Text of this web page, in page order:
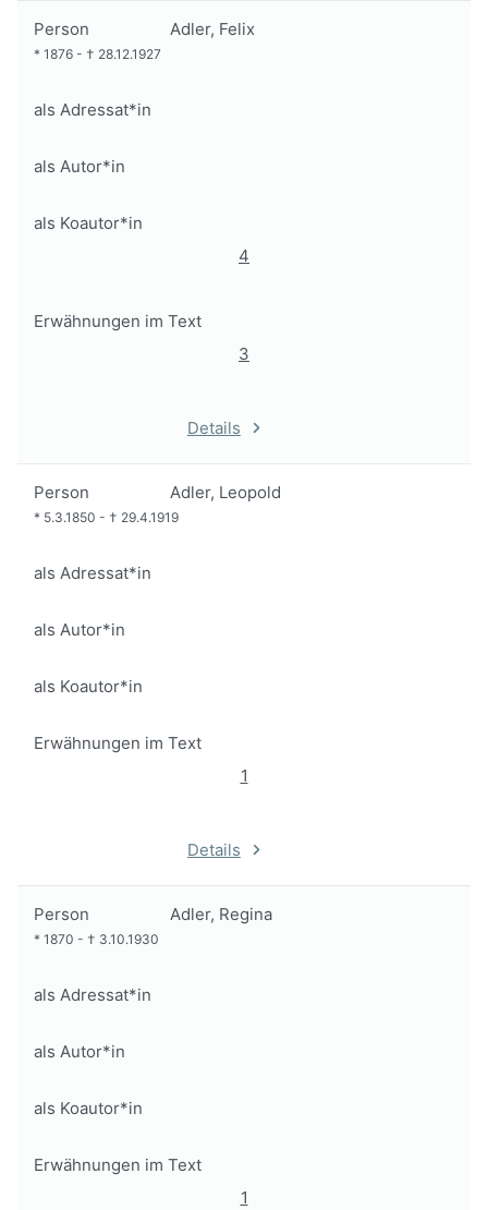
Person Adler, Felix
* 1876 - † 28.12.1927
als Adressat*in
als Autor*in
als Koautor*in
4
Erwähnungen im Text
3
Details
Person Adler, Leopold
* 5.3.1850 - † 29.4.1919
als Adressat*in
als Autor*in
als Koautor*in
Erwähnungen im Text
1
Details
Person Adler, Regina
* 1870 - † 3.10.1930
als Adressat*in
als Autor*in
als Koautor*in
Erwähnungen im Text
1